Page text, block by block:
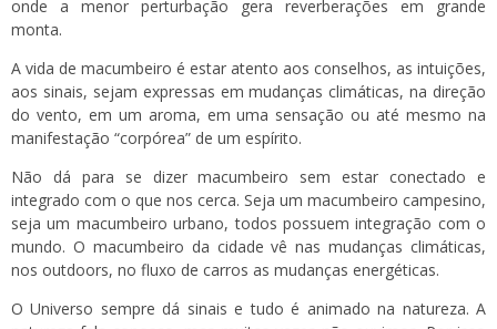
onde a menor perturbação gera reverberações em grande
monta.
A vida de macumbeiro é estar atento aos conselhos, as intuições,
aos sinais, sejam expressas em mudanças climáticas, na direção
do vento, em um aroma, em uma sensação ou até mesmo na
manifestação “corpórea” de um espírito.
Não dá para se dizer macumbeiro sem estar conectado e
integrado com o que nos cerca. Seja um macumbeiro campesino,
seja um macumbeiro urbano, todos possuem integração com o
mundo. O macumbeiro da cidade vê nas mudanças climáticas,
nos outdoors, no fluxo de carros as mudanças energéticas.
O Universo sempre dá sinais e tudo é animado na natureza. A